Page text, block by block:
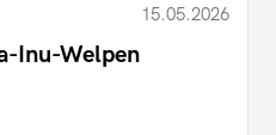
15.05.2026
Inu-Welpen